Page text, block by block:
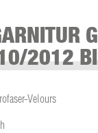
10/2012
Velours